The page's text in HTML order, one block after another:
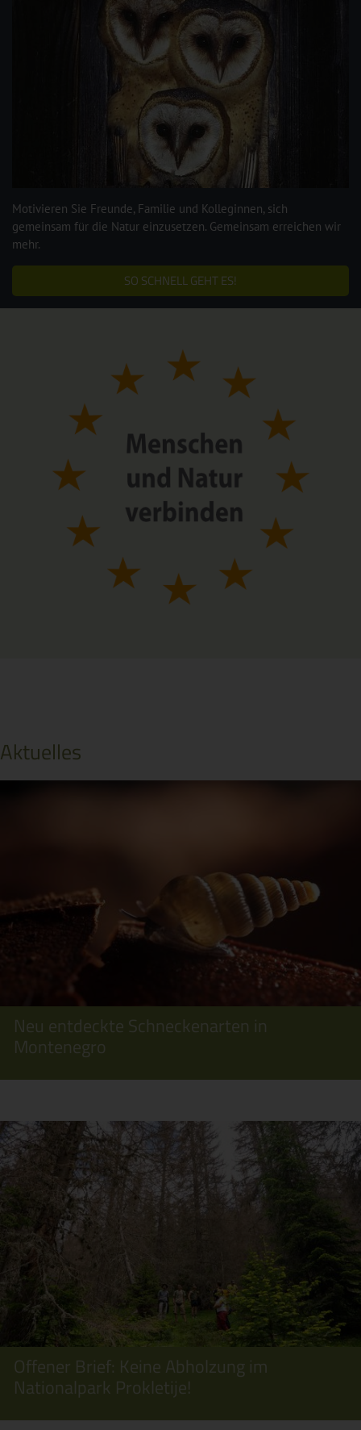
Motivieren Sie Freunde, Familie und Kolleginnen, sich
gemeinsam für die Natur einzusetzen. Gemeinsam erreichen wir
mehr.
SO SCHNELL GEHT ES!
Aktuelles
Neu entdeckte Schneckenarten in
Montenegro
Offener Brief: Keine Abholzung im
Nationalpark Prokletije!